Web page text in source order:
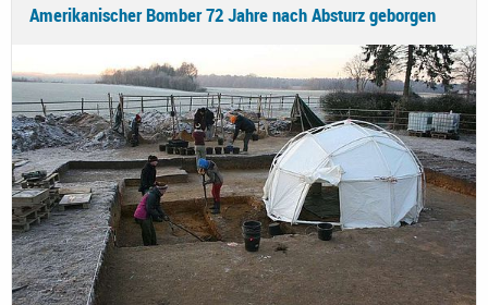
Amerikanischer Bomber 72 Jahre nach Absturz geborgen